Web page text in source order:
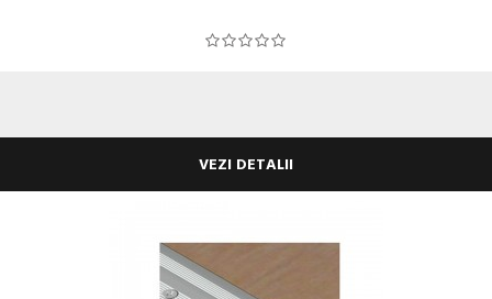
VEZI DETALII